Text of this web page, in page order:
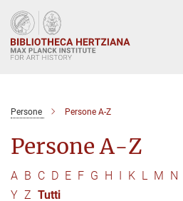
Main-
Content
Persone Persone A-Z
Persone A-Z
A B C D E F G H I K L M N
Y Z Tutti